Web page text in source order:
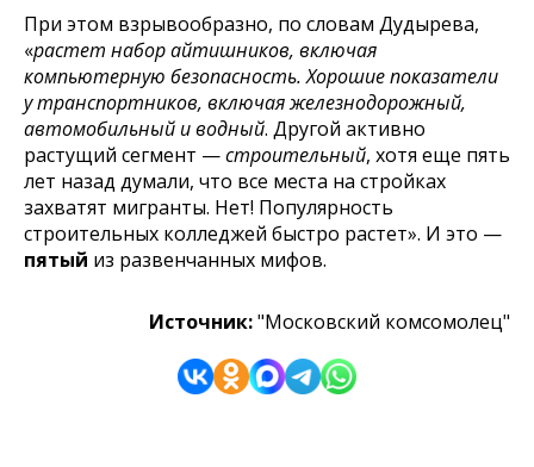
При этом взрывообразно, по словам Дудырева,
«растет набор айтишников, включая
компьютерную безопасность. Хорошие показатели
у транспортников, включая железнодорожный,
автомобильный и водный. Другой активно
растущий сегмент —строительный, хотя еще пять
лет назад думали, что все места на стройках
захватят мигранты. Нет! Популярность
строительных колледжей быстро растет». И это —
пятый из развенчанных мифов.
Источник:"Московский комсомолец"